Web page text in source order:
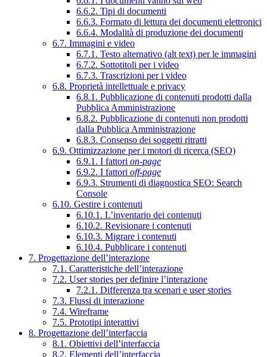
6.6.2. Tipi di documenti
6.6.3. Formato di lettura dei documenti elettronici
6.6.4. Modalità di produzione dei documenti
6.7. Immagini e video
6.7.1. Testo alternativo (alt text) per le immagini
6.7.2. Sottotitoli per i video
6.7.3. Trascrizioni per i video
6.8. Proprietà intellettuale e privacy
6.8.1. Pubblicazione di contenuti prodotti dalla
Pubblica Amministrazione
6.8.2. Pubblicazione di contenuti non prodotti
dalla Pubblica Amministrazione
6.8.3. Consenso dei soggetti ritratti
6.9. Ottimizzazione per i motori di ricerca (SEO)
6.9.1. I fattori on-page
6.9.2. I fattori off-page
6.9.3. Strumenti di diagnostica SEO: Search
Console
6.10. Gestire i contenuti
6.10.1. L’inventario dei contenuti
6.10.2. Revisionare i contenuti
6.10.3. Migrare i contenuti
6.10.4. Pubblicare i contenuti
7. Progettazione dell’interazione
7.1. Caratteristiche dell’interazione
7.2. User stories per definire l’interazione
7.2.1. Differenza tra scenari e user stories
7.3. Flussi di interazione
7.4. Wireframe
7.5. Prototipi interattivi
8. Progettazione dell’interfaccia
8.1. Obiettivi dell’interfaccia
8.2. Elementi dell’interfaccia